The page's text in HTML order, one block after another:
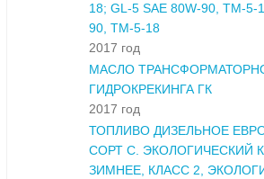
18; GL-5 SAE 80W-90, ТМ-5-
90, ТМ-5-18
2017 год
МАСЛО
ГИДРОКРЕКИНГА ГК
2017 год
ТОПЛИВО ДИЗЕЛЬНОЕ
СОРТ С. ЭКОЛОГИЧЕСКИЙ
ЗИМНЕЕ, КЛАСС 2,